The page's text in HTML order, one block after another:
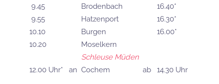
9.45
Brodenbach
16.40*
9.55
Hatzenport
16.30*
10.10
Burgen
16.00*
10.20
Moselkern
Schleuse Müden
12.00 Uhr*
an Cochem ab 14.30 Uhr